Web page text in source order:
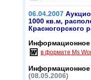
06.04.2007
1000 кв.м,
Красногорского
в формате Ms
Информационное
(08.05.2006)